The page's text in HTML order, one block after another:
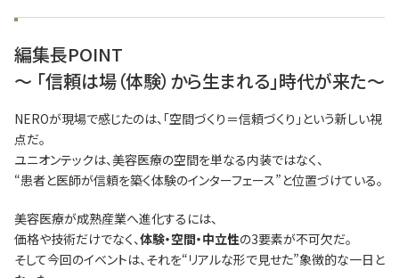
編集長POINT
～ 「信頼は場（体験）から生まれる」時代が来た～
NEROが現場で感じたのは、「空間づくり＝信頼づくり」という新しい視
点だ。
ユニオンテックは、美容医療の空間を単なる内装ではなく、
“患者と医師が信頼を築く体験のインターフェース”と位置づけている。
美容医療が成熟産業へ進化するには、
価格や技術だけでなく、体験・空間・中立性の3要素が不可欠だ。
そして今回のイベントは、それを“リアルな形で見せた”象徴的な一日と